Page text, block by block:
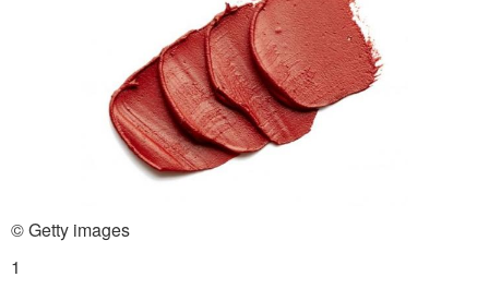
© Getty images
1